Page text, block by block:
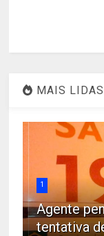
MAIS LIDAS
1
Agente
tentativa